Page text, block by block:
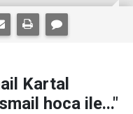
Kartal
hoca ile..."